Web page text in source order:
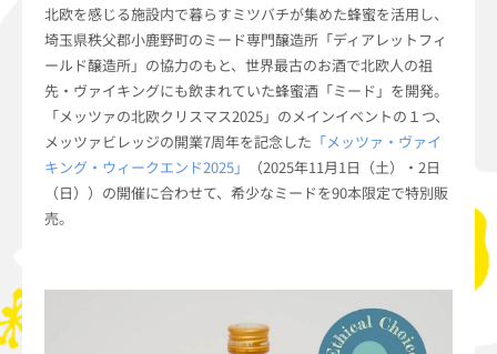
北欧を感じる施設内で暮らすミツバチが集めた蜂蜜を活用し、
埼玉県秩父郡小鹿野町のミード専門醸造所「ディアレットフィ
ールド醸造所」の協力のもと、世界最古のお酒で北欧人の祖
先・ヴァイキングにも飲まれていた蜂蜜酒「ミード」を開発。
「メッツァの北欧クリスマス2025」のメインイベントの１つ、
メッツァビレッジの開業7周年を記念した 「メッツァ・ヴァイ
キング・ウィークエンド2025」
（2025年11月1日（土）・2日
（日））の開催に合わせて、希少なミードを90本限定で特別販
売。